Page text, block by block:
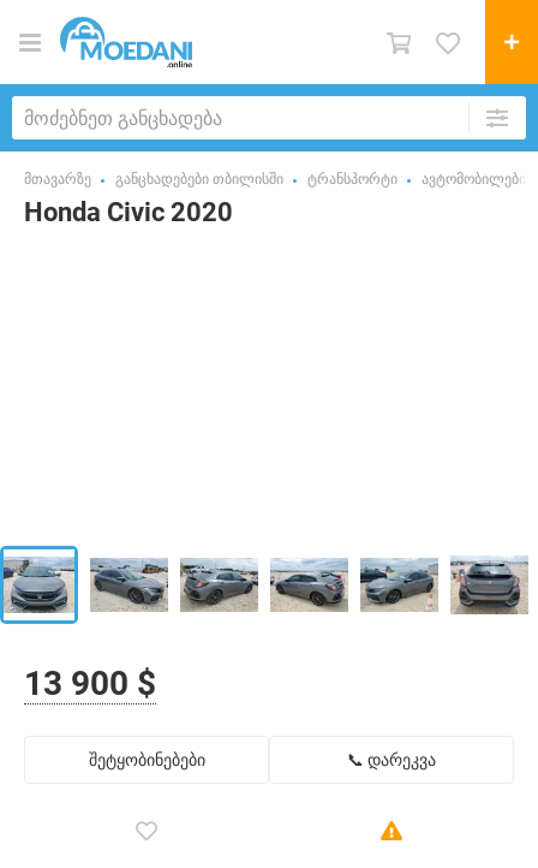
მთავარზე განცხადებები თბილისში ტრანსპორტი ავტომობილები
Honda Civic 2020
13 900 $
შეტყობინებები 📞 დარეკვა